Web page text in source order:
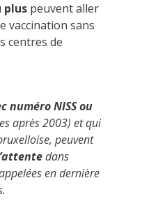
plus peuvent aller
vaccination sans
centres de
numéro NISS ou
après 2003) et qui
peuvent
dans
en dernière